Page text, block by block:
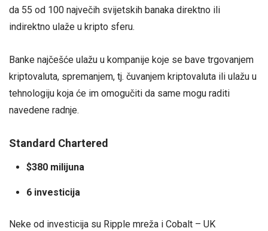
da 55 od 100 največih svijetskih banaka direktno ili
indirektno ulaže u kripto sferu.
Banke najčešće ulažu u kompanije koje se bave trgovanjem
kriptovaluta, spremanjem, tj. čuvanjem kriptovaluta ili ulažu u
tehnologiju koja će im omogučiti da same mogu raditi
navedene radnje.
Standard Chartered
$380 milijuna
6 investicija
Neke od investicija su Ripple mreža i Cobalt – UK